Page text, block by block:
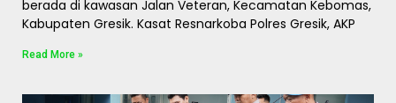
berada di kawasan Jalan Veteran, Kecamatan Kebomas,
Kabupaten Gresik. Kasat Resnarkoba Polres Gresik, AKP
Read More »